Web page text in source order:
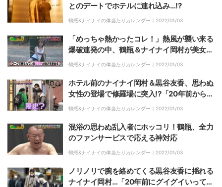
とのデートでホテルに連れ込み…!?
鶴瓶&ナイナイの体当たりカレンダー｜ 2022/01/03
「めっちゃ熱かったコレ！」熱風が襲い来る
爆破連発の中、鶴瓶＆ナイナイ岡村が美女救
出に奮闘！
鶴瓶&ナイナイの体当たりカレンダー｜ 2022/01/03
ホテル前のナイナイ岡村＆黒谷友香、思わぬ
女性の登場で修羅場に突入!?「20年前からで
すよ」
鶴瓶&ナイナイの体当たりカレンダー｜ 2022/01/03
混浴の思わぬ乱入者にホッコリ！鶴瓶、全力
のファンサービスで応える神対応
鶴瓶&ナイナイの体当たりカレンダー｜ 2022/01/03
ノリノリで腕を絡めてくる黒谷友香に揺れる
ナイナイ岡村…「20年前にグイグイいってた